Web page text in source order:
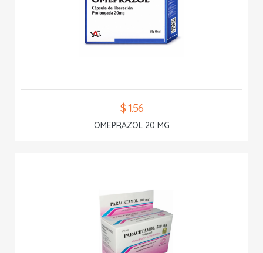
$ 1.56
OMEPRAZOL 20 MG